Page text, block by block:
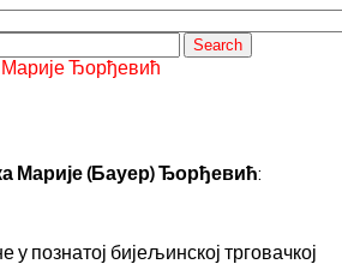
Марије Ђорђевић
Марије (Бауер) Ђорђевић:
у познатој бијељинској трговачкој